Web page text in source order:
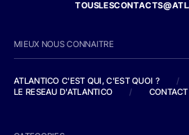
MIEUX NOUS CONNAITRE
ATLANTICO C'EST QUI, C'EST QUOI ?
/
LE RESEAU D'ATLANTICO
/ CONTACT